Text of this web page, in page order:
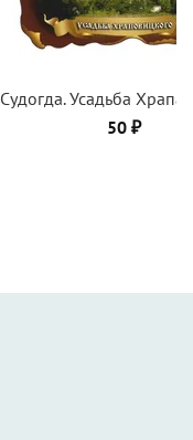
Судогда. Усадьба
50 ₽